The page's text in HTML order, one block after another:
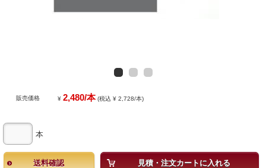
販売価格 ¥2,480/本(税込 ¥ 2,728/本)
本
送料確認 見積・注文カートに入れる